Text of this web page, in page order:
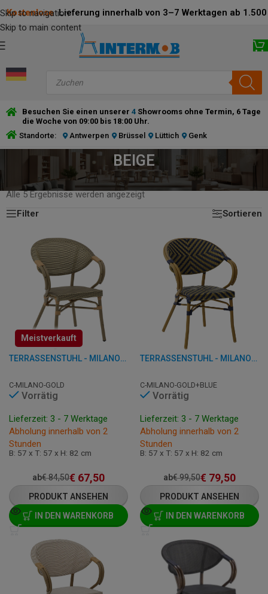
Skip to navigation
Skip to main content
Kostenlose Lieferung innerhalb von 3–7 Werktagen ab
Besuchen Sie einen unserer 4 Showrooms ohne Termin, 6 Tage
die Woche von 09:00 bis 18:00 Uhr.
Standorte:
Antwerpen Brüssel Lüttich Genk
BEIGE
STARTSEITE /PRODUCT RAHMENFARBE/BEIGE
Alle 5 Ergebnisse werden angezeigt
Filter
Sortieren
Meistverkauft
TERRASSENSTUHL - MILANO - ALUMINIUM
C-MILANO-GOLD
Vorrätig
Lieferzeit: 3 - 7 Werktage
Abholung innerhalb von 2
Stunden
B: 57 x T: 57 x H: 82 cm
ab€84,50€ 67,50
PRODUKT ANSEHEN
IN DEN WARENKORB
TERRASSENSTUHL - MILANO - ALUMINIUM
C-MILANO-GOLD+BLUE
Vorrätig
Lieferzeit: 3 - 7 Werktage
Abholung innerhalb von 2
Stunden
B: 57 x T: 57 x H: 82 cm
ab€99,50€ 79,50
PRODUKT ANSEHEN
IN DEN WARENKORB